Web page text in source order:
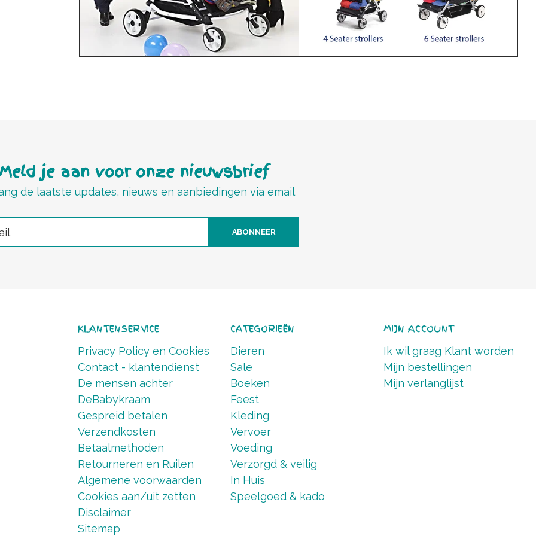
je aan voor onze nieuwsbrief
de laatste updates, nieuws en aanbiedingen via email
ABONNEER
KLANTENSERVICE
Privacy Policy en Cookies
Contact - klantendienst
De mensen achter
DeBabykraam
Gespreid betalen
Verzendkosten
Betaalmethoden
Retourneren en Ruilen
Algemene voorwaarden
Cookies aan/uit zetten
Disclaimer
Sitemap
CATEGORIEËN
Dieren
Sale
Boeken
Feest
Kleding
Vervoer
Voeding
Verzorgd & veilig
In Huis
Speelgoed & kado
MIJN ACCOUNT
Ik wil graag Klant worden
Mijn bestellingen
Mijn verlanglijst